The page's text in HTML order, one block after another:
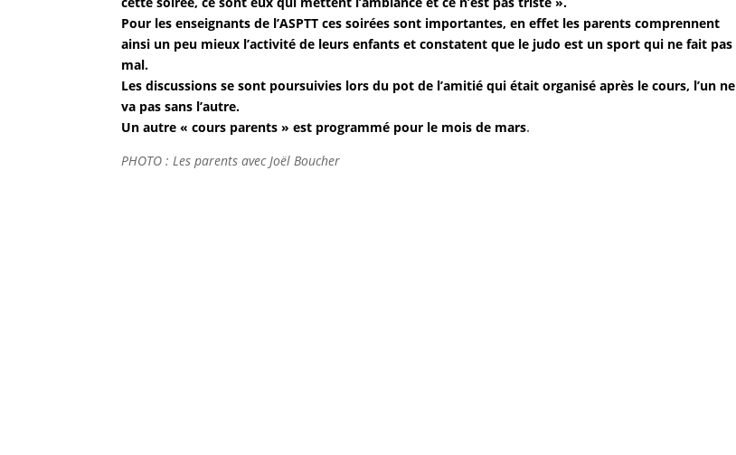
Pour les enseignants de l’ASPTT ces soirées sont importantes, en effet les parents comprennent
ainsi un peu mieux l’activité de leurs enfants et constatent que le judo est un sport qui ne fait pas
mal.
Les discussions se sont poursuivies lors du pot de l’amitié qui était organisé après le cours, l’un ne
va pas sans l’autre.
Un autre « cours parents » est programmé pour le mois de mars.
PHOTO : Les parents avec Joël Boucher